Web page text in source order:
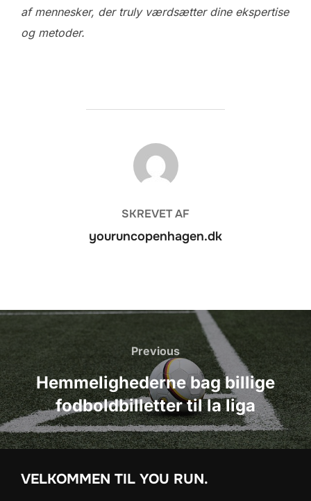
af mennesker, der truly værdsætter dine ekspertise
og metoder.
FORFATTER
SKREVET AF
youruncopenhagen.dk
Indlægsnavigation
Previous
Previous
Hemmelighederne bag billige
fodboldbilletter til la liga
VELKOMMEN TIL YOU RUN.